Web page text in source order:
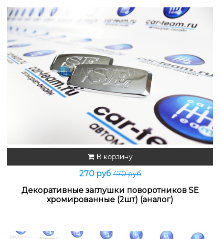
В корзину
270 руб470 руб
Декоративные заглушки поворотников SE
хромированные (2шт) (аналог)